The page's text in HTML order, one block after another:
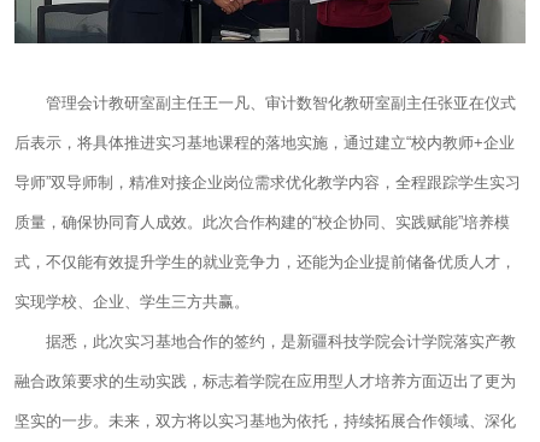
管理会计教研室副主任王一凡、审计数智化教研室副主任张亚在仪式
后表示，将具体推进实习基地课程的落地实施，通过建立“校内教师+企业
导师”双导师制，精准对接企业岗位需求优化教学内容，全程跟踪学生实习
质量，确保协同育人成效。此次合作构建的“校企协同、实践赋能”培养模
式，不仅能有效提升学生的就业竞争力，还能为企业提前储备优质人才，
实现学校、企业、学生三方共赢。
据悉，此次实习基地合作的签约，是新疆科技学院会计学院落实产教
融合政策要求的生动实践，标志着学院在应用型人才培养方面迈出了更为
坚实的一步。未来，双方将以实习基地为依托，持续拓展合作领域、深化